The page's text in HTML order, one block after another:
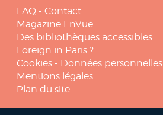
FAQ - Contact
Magazine EnVue
Des bibliothèques accessibles
Foreign in Paris ?
Cookies - Données personnelles
Mentions légales
Plan du site